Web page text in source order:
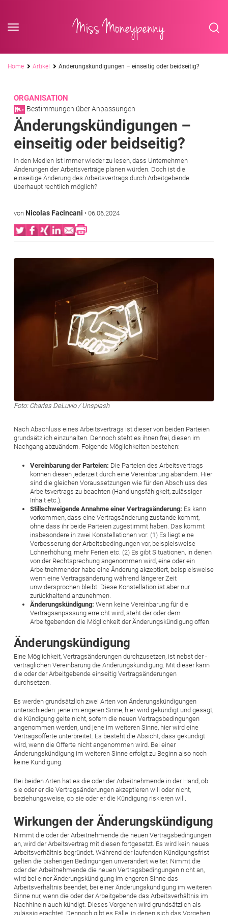
Miss Moneypenny
Pfadnavigation
Home Artikel Änderungskündigungen – einseitig oder beidseitig?
ORGANISATION
Bestimmungen über Anpassungen
Änderungskündigungen –
einseitig oder beidseitig?
In den Medien ist immer wieder zu lesen, dass Unternehmen
Änderungen der Arbeitsverträge planen würden. Doch ist die
einseitige Änderung des Arbeitsvertrags durch Arbeitgebende
überhaupt rechtlich möglich?
von Nicolas Facincani • 06.06.2024
Bild
Foto: Charles DeLuvio / Unsplash
Nach Abschluss eines Arbeitsvertrags ist dieser von beiden Parteien
grundsätzlich einzuhalten. Dennoch steht es ihnen frei, diesen im
Nachgang abzuändern. Folgende Möglichkeiten bestehen:
Vereinbarung der Parteien: Die Parteien des Arbeitsvertrags
können diesen jederzeit durch eine Vereinbarung abändern. Hier
sind die ­gleichen Voraussetzungen wie für den Abschluss des
Arbeitsvertrags zu beachten (Handlungsfähigkeit, zulässiger
Inhalt etc.).
Stillschweigende Annahme einer Vertragsänderung: Es kann
vorkommen, dass eine Vertragsänderung zustande kommt,
ohne dass ihr beide Parteien zugestimmt haben. Das kommt
insbesondere in zwei Konstellationen vor: (1) Es liegt eine
Verbesserung der Arbeitsbedingungen vor, beispielsweise
Lohnerhöhung, mehr Ferien etc. (2) Es gibt Situationen, in denen
von der Rechtsprechung angenommen wird, eine oder ein
Arbeitnehmender habe eine Änderung akzeptiert, beispielsweise
wenn eine Vertragsänderung während längerer Zeit
unwidersprochen bleibt. Diese Konstellation ist aber nur
zurückhaltend anzunehmen.
Änderungskündigung: Wenn keine Vereinbarung für die
Vertrags­­an­passung erreicht wird, steht der oder dem
Arbeitgebenden die Möglichkeit der Änderungskündigung offen.
Änderungskündigung
Eine Möglichkeit, Vertragsänderungen durchzusetzen, ist nebst der ­
vertraglichen Vereinbarung die Änderungskündigung. Mit dieser kann
die oder der Arbeitgebende einseitig Vertragsänderungen
durchsetzen.
Es werden grundsätzlich zwei Arten von Änderungskündigungen
unterschieden: jene im engeren Sinne, hier wird gekündigt und gesagt,
die Kündigung gelte nicht, sofern die neuen Vertragsbedingungen
angenommen werden, und jene im weiteren Sinne, hier wird eine
Vertragsofferte unterbreitet. Es besteht die Absicht, dass gekündigt
wird, wenn die Offerte nicht angenommen wird. Bei einer
Änderungskündigung im weiteren Sinne erfolgt zu Beginn also noch
keine Kündigung.
Bei beiden Arten hat es die oder der Arbeitnehmende in der Hand, ob
sie oder er die Vertragsänderungen akzeptieren will oder nicht,
beziehungsweise, ob sie oder er die Kündigung riskieren will.
Wirkungen der Änderungskündigung
Nimmt die oder der Arbeitnehmende die neuen Vertragsbedingungen
an, wird der Arbeitsvertrag mit diesen fortgesetzt. Es wird kein neues
Arbeitsverhältnis begründet. Während der laufenden Kündigungsfrist
gelten die bisherigen Bedingungen unverändert weiter. Nimmt die
oder der Arbeitnehmende die neuen Vertragsbedingungen nicht an,
wird bei einer Änderungskündigung im engeren Sinne das
Arbeitsverhältnis beendet, bei einer Änderungskündigung im weiteren
Sinne nur, wenn die oder der Arbeitgebende das Arbeitsverhältnis im
Nachhinein auch kündigt. Dieses Vorgehen wird grundsätzlich als
zulässig erachtet. Dennoch gibt es Fälle, in denen sich das Vorgehen